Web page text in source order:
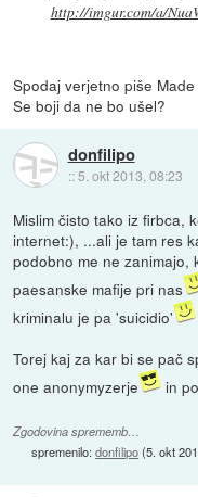
http://imgur.com/a/
Spodaj verjetno piše
Se boji da ne bo ušel?
donfilipo
:: 5. okt 2013, 08:23
Mislim čisto tako iz firbca,
internet:), ...ali je tam res
podobno me ne zanimajo,
paesanske mafije pri nas
kriminalu je pa 'suicidio'
Torej kaj za kar bi se pač
one anonymyzerje
in
Zgodovina sprememb…
spremenilo:donfilipo(5. okt